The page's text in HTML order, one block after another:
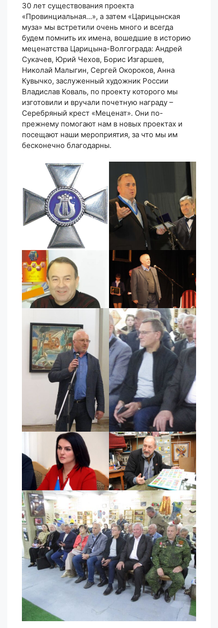
30 лет существования проекта
«Провинциальная…», а затем «Царицынская
муза» мы встретили очень много и всегда
будем помнить их имена, вошедшие в историю
меценатства Царицына-Волгограда: Андрей
Сукачев, Юрий Чехов, Борис Изгаршев,
Николай Малыгин, Сергей Окороков, Анна
Кувычко, заслуженный художник России
Владислав Коваль, по проекту которого мы
изготовили и вручали почетную награду –
Серебряный крест «Меценат». Они по-
прежнему помогают нам в новых проектах и
посещают наши мероприятия, за что мы им
бесконечно благодарны.